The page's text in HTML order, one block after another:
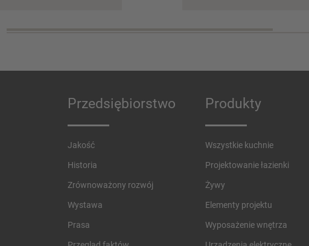
Przedsiębiorstwo
Jakość
Historia
Zrównoważony rozwój
Wystawa
Prasa
Produkty
Wszystkie kuchnie
Projektowanie łazienki
Żywy
Elementy projektu
Wyposażenie wnętrza